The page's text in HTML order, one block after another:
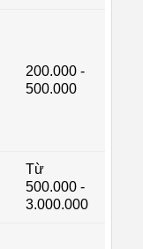
200.000 -
500.000
Từ
500.000 -
3.000.000